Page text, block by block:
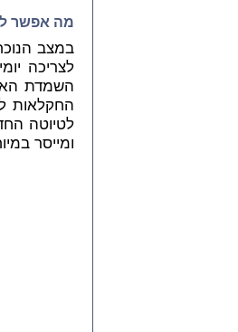
מה אפשר
במצב
לצריכה
השמדת
החקלאות
לטיוטה
ומייסר